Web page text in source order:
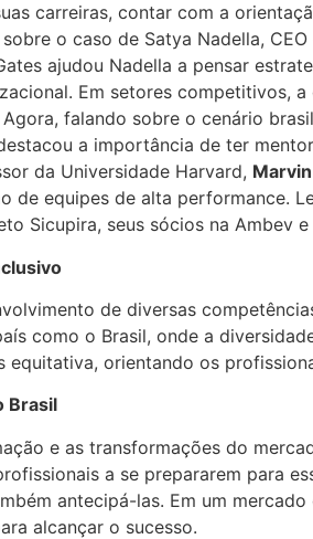
carreiras, contar com a
o caso de Satya Nadella,
ajudou Nadella a pensar
Em setores competitivos,
falando sobre o cenário
a importância de ter
da Universidade Harvard,
de equipes de alta performance.
Sicupira, seus sócios na Ambev
de diversas
como o Brasil, onde a
equitativa, orientando os
Brasil
e as transformações do
a se prepararem para
antecipá-las. Em um
alcançar o sucesso.